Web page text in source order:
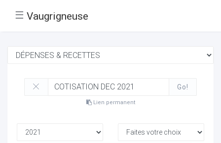
☰ Vaugrigneuse
Go!
Lien permanent